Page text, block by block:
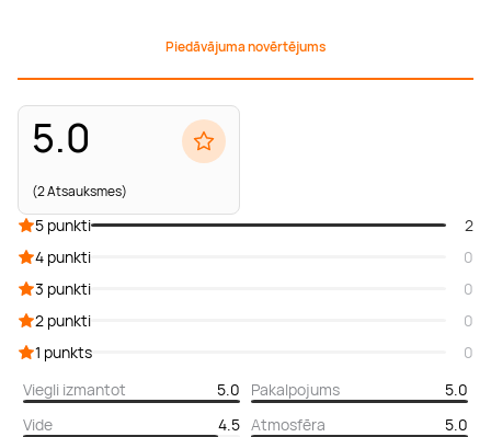
Piedāvājuma novērtējums
5.0
(2 Atsauksmes)
5 punkti
2
4 punkti
0
3 punkti
0
2 punkti
0
1 punkts
0
Viegli izmantot
5.0 Pakalpojums
5.0
Vide
4.5 Atmosfēra 5.0